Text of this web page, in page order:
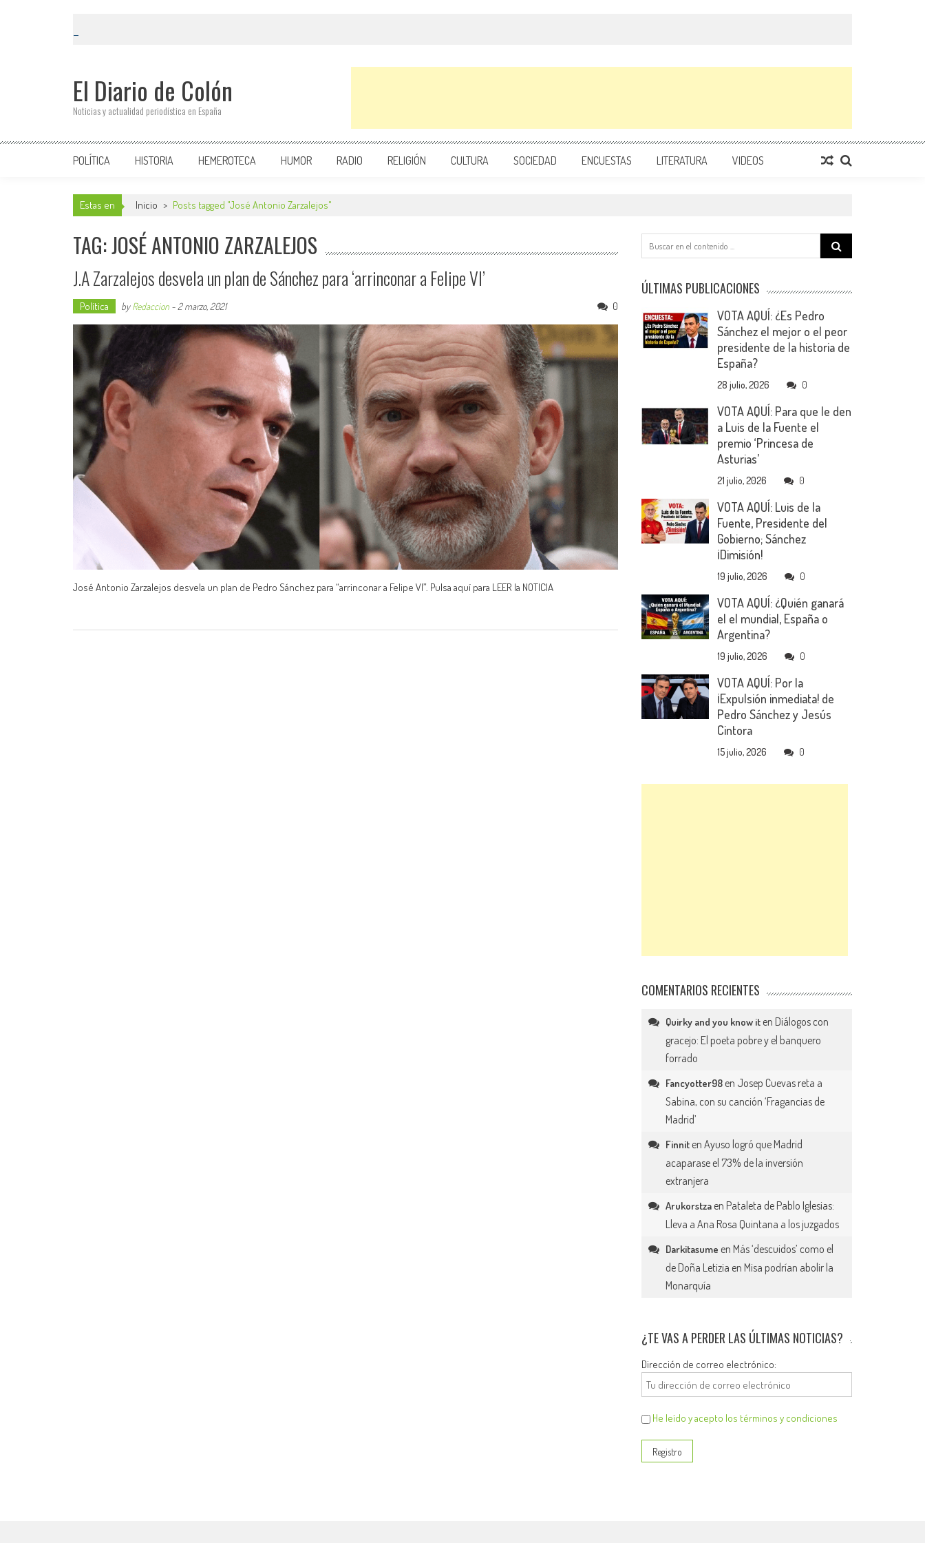
El Diario de Colón
Noticias y actualidad periodística en España
POLÍTICA HISTORIA HEMEROTECA HUMOR RADIO RELIGIÓN CULTURA SOCIEDAD ENCUESTAS LITERATURA VIDEOS
Estas en Inicio > Posts tagged "José Antonio Zarzalejos"
TAG: JOSÉ ANTONIO ZARZALEJOS
J.A Zarzalejos desvela un plan de Sánchez para ‘arrinconar a Felipe VI’
Política byRedaccion - 2 marzo, 2021 0
José Antonio Zarzalejos desvela un plan de Pedro Sánchez para “arrinconar a Felipe VI”. Pulsa aquí para LEER la NOTICIA
Search
for:
ÚLTIMAS PUBLICACIONES
VOTA AQUÍ: ¿Es Pedro
Sánchez el mejor o el peor
presidente de la historia de
España?
28 julio, 2026 0
VOTA AQUÍ: Para que le den
a Luis de la Fuente el
premio ‘Princesa de
Asturias’
21 julio, 2026 0
VOTA AQUÍ: Luis de la
Fuente, Presidente del
Gobierno; Sánchez
¡Dimisión!
19 julio, 2026 0
VOTA AQUÍ: ¿Quién ganará
el el mundial, España o
Argentina?
19 julio, 2026 0
VOTA AQUÍ: Por la
¡Expulsión inmediata! de
Pedro Sánchez y Jesús
Cintora
15 julio, 2026 0
COMENTARIOS RECIENTES
Quirky and you know it en Diálogos con
gracejo: El poeta pobre y el banquero
forrado
Fancyotter98 en Josep Cuevas reta a
Sabina, con su canción ‘Fragancias de
Madrid’
Finnit enAyuso logró que Madrid
acaparase el 73% de la inversión
extranjera
Arukorstza en Pataleta de Pablo Iglesias:
Lleva a Ana Rosa Quintana a los juzgados
Darkitasume en Más ‘descuidos’ como el
de Doña Letizia en Misa podrían abolir la
Monarquía
¿TE VAS A PERDER LAS ÚLTIMAS NOTICIAS?
Dirección de correo electrónico:
He leído y acepto los términos y condiciones